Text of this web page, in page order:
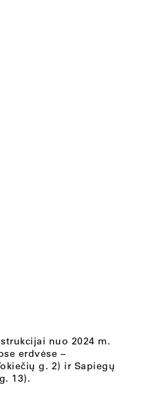
nuo 2024 m.
erdvėse –
g. 2) ir Sapiegų
13).